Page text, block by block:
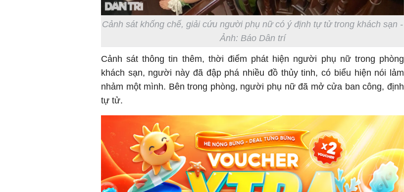
Cảnh sát khống chế, giải cứu người phụ nữ có ý định tự tử trong khách sạn -
Ảnh: Báo Dân trí
Cảnh sát thông tin thêm, thời điểm phát hiện người phụ nữ trong phòng
khách sạn, người này đã đập phá nhiều đồ thủy tinh, có biểu hiện nói lảm
nhảm một mình. Bên trong phòng, người phụ nữ đã mở cửa ban công, định
tự tử.